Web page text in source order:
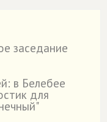
заседание
в Белебее
для